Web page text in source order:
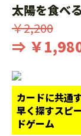
太陽を食べ
￥2,200
⇒ ￥
カードに共通
早く探すスピ
ドゲーム